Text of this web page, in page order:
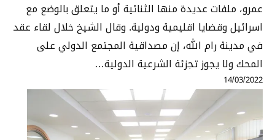
عمرو، ملفات عديدة منها الثنائية أو ما يتعلق بالوضع مع
اسرائيل وقضايا اقليمية ودولية. وقال الشيخ خلال لقاء عقد
في مدينة رام الله، إن مصداقية المجتمع الدولي على
المحك ولا يجوز تجزئة الشرعية الدولية…
14/03/2022